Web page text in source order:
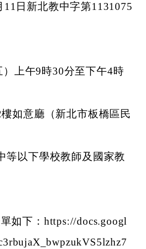
日新北教中字第1131075
上午9時30分至下午4時
如意廳（新北市板橋區民
等以下學校教師及國家教
如下：https://docs.googl